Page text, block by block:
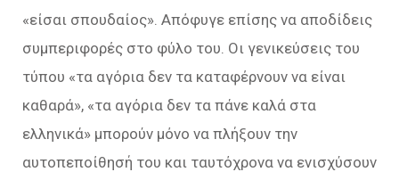
«είσαι σπουδαίος». Απόφυγε επίσης να αποδίδεις
συμπεριφορές στο φύλο του. Οι γενικεύσεις του
τύπου «τα αγόρια δεν τα καταφέρνουν να είναι
καθαρά», «τα αγόρια δεν τα πάνε καλά στα
ελληνικά» μπορούν μόνο να πλήξουν την
αυτοπεποίθησή του και ταυτόχρονα να ενισχύσουν